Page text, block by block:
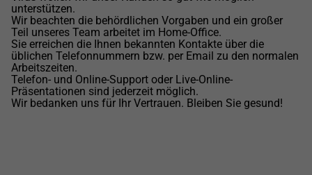
unterstützen.
Wir beachten die behördlichen Vorgaben und ein großer
Teil unseres Team arbeitet im Home-Office.
Sie erreichen die Ihnen bekannten Kontakte über die
üblichen Telefonnummern bzw. per Email zu den normalen
Arbeitszeiten.
Telefon- und Online-Support oder Live-Online-
Präsentationen sind jederzeit möglich.
Wir bedanken uns für Ihr Vertrauen. Bleiben Sie gesund!